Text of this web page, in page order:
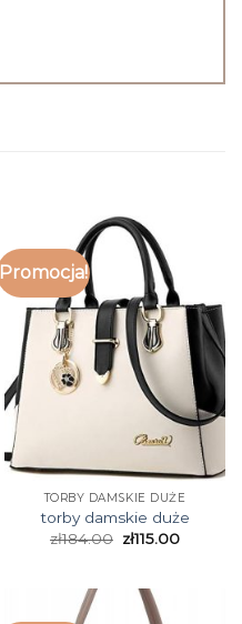
Promocja!
TORBY DAMSKIE DUŻE
torby damskie duże
zł184.00 zł115.00